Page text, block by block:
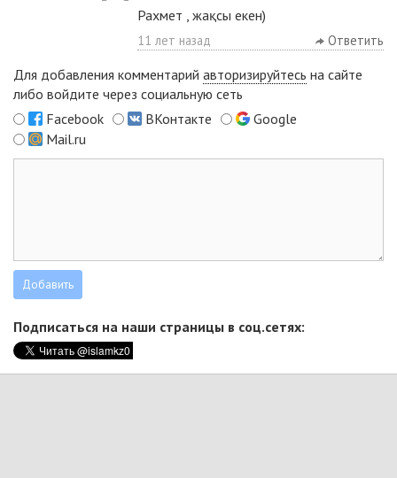
Рахмет , жақсы екен)
11 лет назад Ответить
Для добавления комментарий авторизируйтесь на сайте
либо войдите через социальную сеть
Facebook
ВКонтакте
Google
Mail.ru
Подписаться на наши страницы в соц.сетях: